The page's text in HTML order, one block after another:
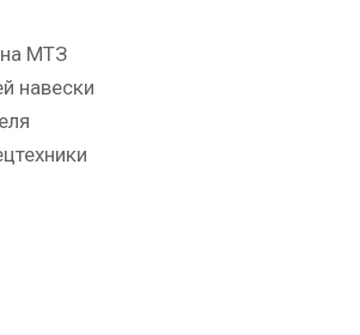
МТЗ
навески